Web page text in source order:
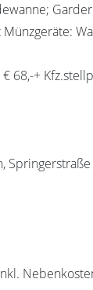
68,-+
Springerstraße